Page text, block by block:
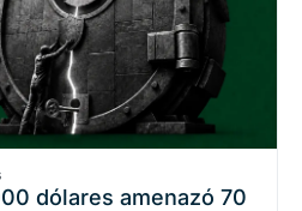
dólares amenazó 70